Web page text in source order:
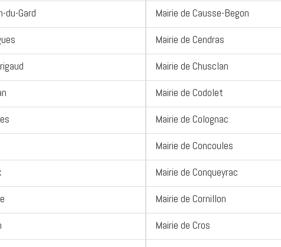
du-Gard
Mairie de Causse-Begon
Mairie de Cendras
Mairie de Chusclan
Mairie de Codolet
Mairie de Colognac
Mairie de Concoules
Mairie de Conqueyrac
Mairie de Cornillon
Mairie de Cros